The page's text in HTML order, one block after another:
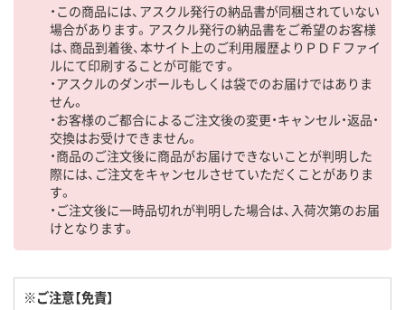
・この商品には、アスクル発行の納品書が同梱されていない
場合があります。アスクル発行の納品書をご希望のお客様
は、商品到着後、本サイト上のご利用履歴よりＰＤＦファイ
ルにて印刷することが可能です。
・アスクルのダンボールもしくは袋でのお届けではありま
せん。
・お客様のご都合によるご注文後の変更・キャンセル・返品・
交換はお受けできません。
・商品のご注文後に商品がお届けできないことが判明した
際には、ご注文をキャンセルさせていただくことがありま
す。
・ご注文後に一時品切れが判明した場合は、入荷次第のお届
けとなります。
※ご注意【免責】